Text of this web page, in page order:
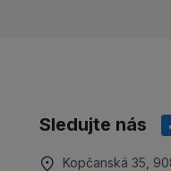
Sledujte nás
Kopčanská 35,